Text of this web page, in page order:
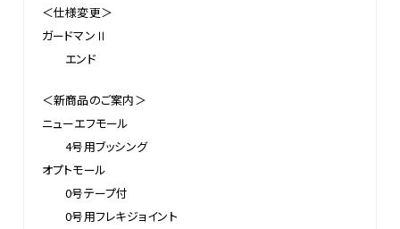
＜仕様変更＞
ガードマンⅡ
エンド
＜新商品のご案内＞
ニューエフモール
4号用ブッシング
オプトモール
0号テープ付
0号用フレキジョイント